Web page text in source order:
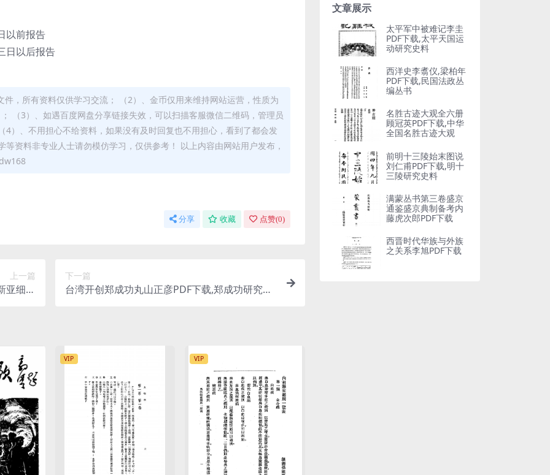
以前报告
日以后报告
，所有资料仅供学习交流； （2）、金币仅用来维持网站运营，性质为
（3）、如遇百度网盘分享链接失效，可以扫描客服微信二维码，管理员
）、不用担心不给资料，如果没有及时回复也不用担心，看到了都会发
资料非专业人士请勿模仿学习，仅供参考！ 以上内容由网站用户发布，
分享 收藏 点赞(0)
上一篇
亚细亚
下一篇
台湾开创郑成功丸山正彦PDF下载,郑成功研究史
VIP VIP
文章展示
太平军中被难记李圭
PDF下载,太平天国运
动研究史料
西洋史李翥仪,梁柏年
PDF下载,民国法政丛
编丛书
名胜古迹大观全六册
顾冠英PDF下载,中华
全国名胜古迹大观
前明十三陵始末图说
刘仁甫PDF下载,明十
三陵研究史料
满蒙丛书第三卷盛京
通鉴盛京典制备考内
藤虎次郎PDF下载
西晋时代华族与外族
之关系李旭PDF下载